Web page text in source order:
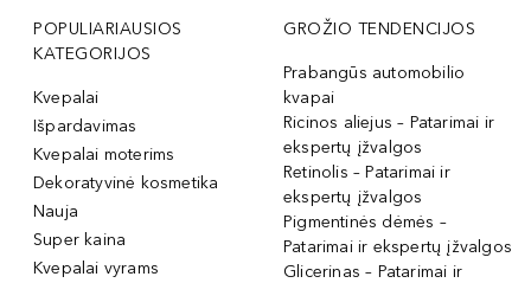
POPULIARIAUSIOS
KATEGORIJOS
Kvepalai
Išpardavimas
Kvepalai moterims
Dekoratyvinė kosmetika
Nauja
Super kaina
Kvepalai vyrams
GROŽIO TENDENCIJOS
Prabangūs automobilio
kvapai
Ricinos aliejus – Patarimai ir
ekspertų įžvalgos
Retinolis – Patarimai ir
ekspertų įžvalgos
Pigmentinės dėmės –
Patarimai ir ekspertų įžvalgos
Glicerinas – Patarimai ir